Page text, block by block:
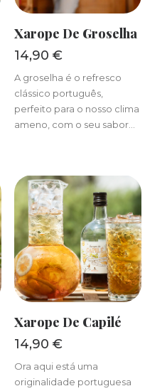
ADICIONAR
Xarope De Groselha
14,90 €
A groselha é o refresco
clássico português,
perfeito para o nosso clima
ameno, com o seu sabor…
ADICIONAR
Xarope De Capilé
14,90 €
Ora aqui está uma
originalidade portuguesa